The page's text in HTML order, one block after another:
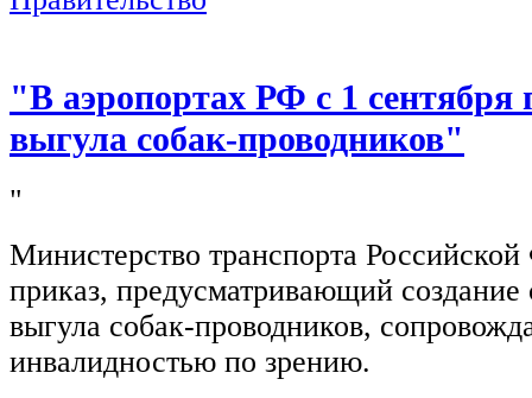
"В аэропортах РФ с 1 сентября
выгула собак-проводников"
"
Министерство транспорта
приказ, предусматривающий создание
выгула собак-проводников,
инвалидностью по зрению.